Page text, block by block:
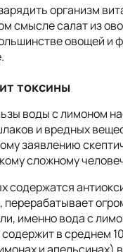
организм
смысле салат из
овощей и
токсины
воды с лимоном
и вредных
заявлению
сложному
содержатся
именно вода с
в среднем